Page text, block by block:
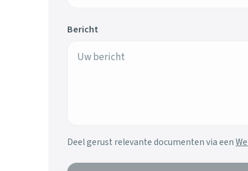
Bericht
Deel gerust relevante documenten via een